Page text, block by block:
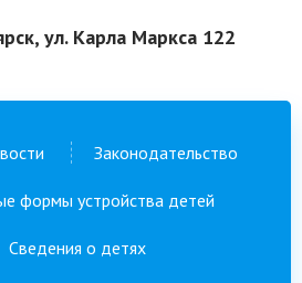
ул. Карла Маркса 122
Законодательство
формы устройства детей
Сведения о детях